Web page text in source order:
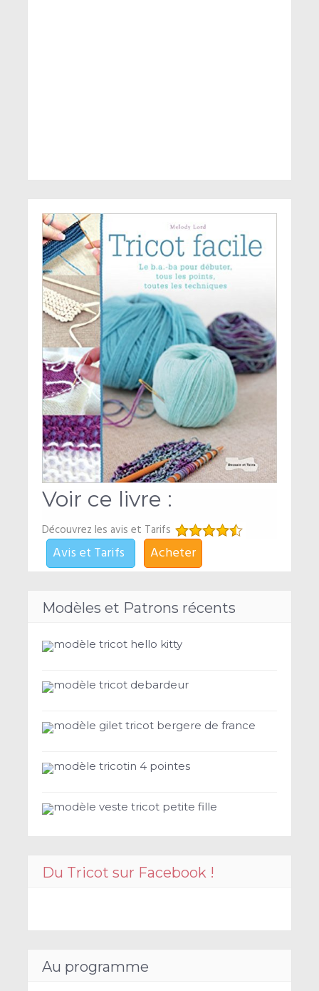
Voir ce livre :
Découvrez les avis et Tarifs
Acheter
Avis et Tarifs
Modèles et Patrons récents
modèle tricot hello kitty
modèle tricot debardeur
modèle gilet tricot bergere de france
modèle tricotin 4 pointes
modèle veste tricot petite fille
Du Tricot sur Facebook !
Au programme